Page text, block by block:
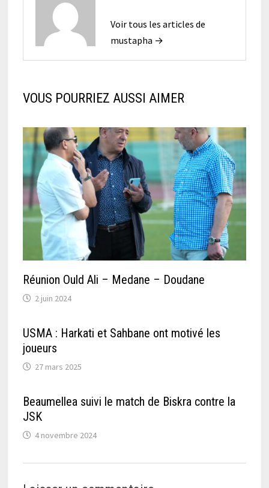
Voir tous les articles de
mustapha →
VOUS POURRIEZ AUSSI AIMER
Réunion Ould Ali – Medane – Doudane
2 juin 2024
USMA : Harkati et Sahbane ont motivé les
joueurs
27 mars 2025
Beaumellea suivi le match de Biskra contre la
JSK
4 novembre 2024